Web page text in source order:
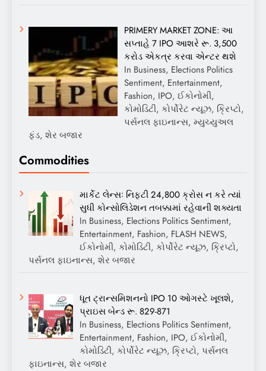
PRIMERY MARKET ZONE: આ
સપ્તાહે 7 IPO આશરે રૂ. 3,500
કરોડ એકત્ર કરવા એન્ટર થશે
In Business, Elections Politics
Sentiment, Entertainment,
Fashion, IPO, ઈકોનોમી,
કોમોડિટી, કોર્પોરેટ ન્યૂઝ, ક્રિપ્ટો,
પર્સનલ ફાઇનાન્સ, મ્યુચ્યુઅલ
ફંડ, શેર બજાર
Commodities
માર્કેટ લેન્સઃ નિફ્ટી 24,800 ક્રોસ ન કરે ત્યાં
સુધી કોન્સોલિડેશન તબક્કામાં રહેવાની શક્યતા
In Business, Elections Politics Sentiment,
Entertainment, Fashion, FLASH NEWS,
ઈકોનોમી, કોમોડિટી, કોર્પોરેટ ન્યૂઝ, ક્રિપ્ટો,
પર્સનલ ફાઇનાન્સ, શેર બજાર
ધૂત ટ્રાન્સમિશનનો IPO 10 ઓગસ્ટે ખૂલશે,
પ્રાઇસ બેન્ડ રૂ. 829-871
In Business, Elections Politics Sentiment,
Entertainment, Fashion, IPO, ઈકોનોમી,
કોમોડિટી, કોર્પોરેટ ન્યૂઝ, ક્રિપ્ટો, પર્સનલ
ફાઇનાન્સ, શેર બજાર